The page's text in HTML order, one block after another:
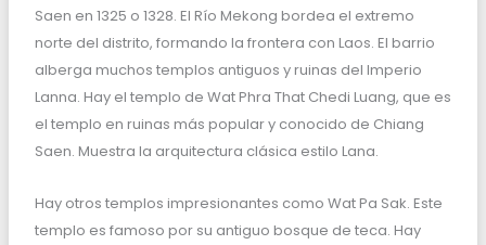
Saen en 1325 o 1328. El Río Mekong bordea el extremo
norte del distrito, formando la frontera con Laos. El barrio
alberga muchos templos antiguos y ruinas del Imperio
Lanna. Hay el templo de Wat Phra That Chedi Luang, que es
el templo en ruinas más popular y conocido de Chiang
Saen. Muestra la arquitectura clásica estilo Lana.
Hay otros templos impresionantes como Wat Pa Sak. Este
templo es famoso por su antiguo bosque de teca. Hay